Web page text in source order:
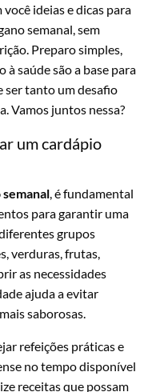
ideias e dicas para
semanal, sem
Preparo simples,
à saúde são a base para
ser tanto um desafio
Vamos juntos nessa?
um cardápio
, é fundamental
para garantir uma
grupos
verduras, frutas,
as necessidades
ajuda a evitar
saborosas.
refeições práticas e
no tempo disponível
receitas que possam